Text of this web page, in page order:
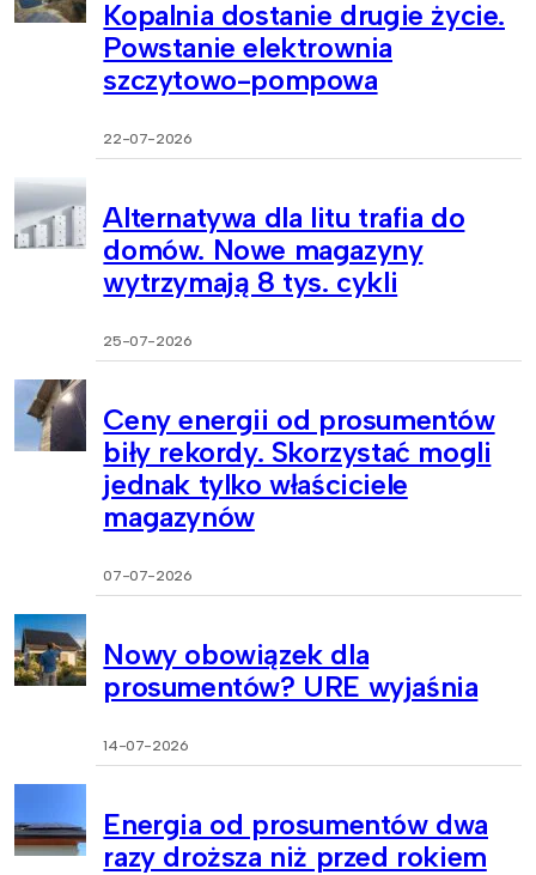
Kopalnia dostanie drugie życie.
Powstanie elektrownia
szczytowo-pompowa
22-07-2026
Alternatywa dla litu trafia do
domów. Nowe magazyny
wytrzymają 8 tys. cykli
25-07-2026
Ceny energii od prosumentów
biły rekordy. Skorzystać mogli
jednak tylko właściciele
magazynów
07-07-2026
Nowy obowiązek dla
prosumentów? URE wyjaśnia
14-07-2026
Energia od prosumentów dwa
razy droższa niż przed rokiem